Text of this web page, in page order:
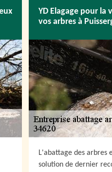
YD Elagage pour la
vos arbres à
L'abattage des arbres
solution de dernier